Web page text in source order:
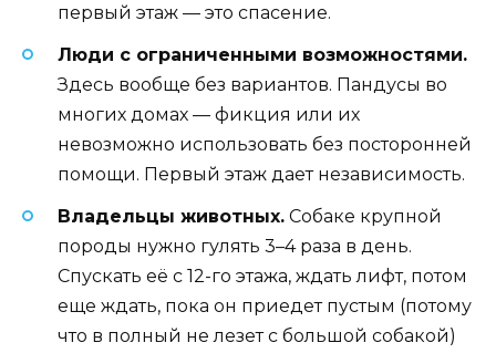
первый этаж — это спасение.
Люди с ограниченными возможностями.
Здесь вообще без вариантов. Пандусы во
многих домах — фикция или их
невозможно использовать без посторонней
помощи. Первый этаж дает независимость.
Владельцы животных. Собаке крупной
породы нужно гулять 3–4 раза в день.
Спускать её с 12-го этажа, ждать лифт, потом
еще ждать, пока он приедет пустым (потому
что в полный не лезет с большой собакой)